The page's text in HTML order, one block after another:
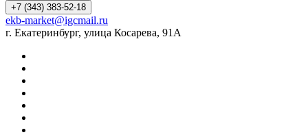
+7 (343) 383-52-18
ekb-market@igcmail.ru
г. Екатеринбург, улица Косарева, 91А